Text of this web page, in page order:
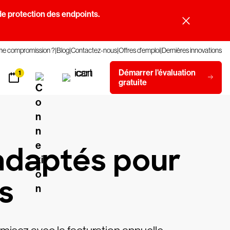
protection des endpoints.
compromission ?BlogContactez-nousOffres d'emploiDernières innovations
1
Démarrer l'évaluation
gratuite
pour